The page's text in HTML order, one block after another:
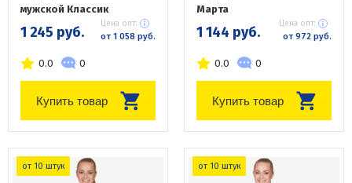
мужской Классик
1 245 руб. Цена опт:
от 1 058 руб.
0.0 0
Купить товар
Марта
1 144 руб. Цена опт:
от 972 руб.
0.0 0
Купить товар
от 10 штук от 10 штук